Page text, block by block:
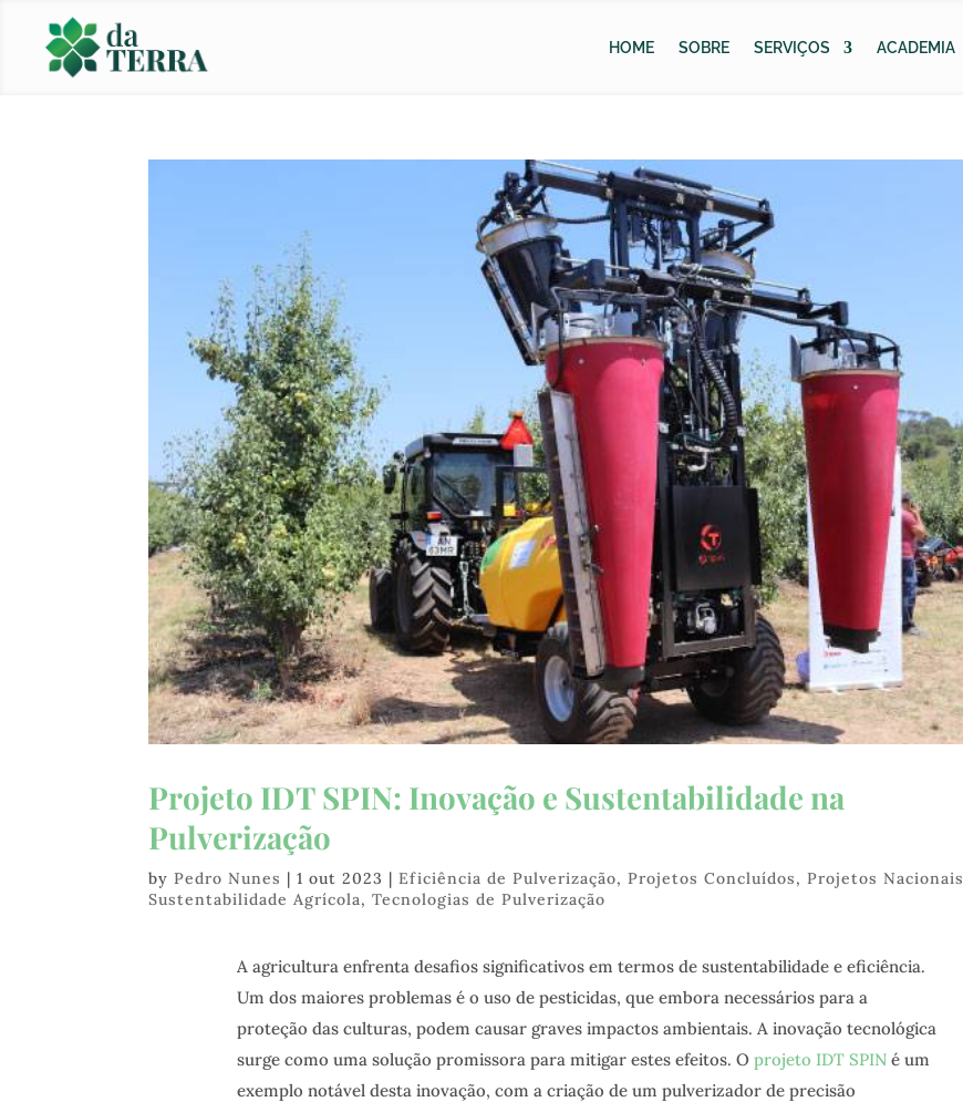
HOME SOBRE SERVIÇOS ACADEMIA
Projeto IDT SPIN: Inovação e Sustentabilidade na
Pulverização
byPedro Nunes |1 out 2023 |Eficiência de Pulverização,Projetos Concluídos,Projetos Nacionais
Sustentabilidade Agrícola,Tecnologias de Pulverização
A agricultura enfrenta desafios significativos em termos de sustentabilidade e eficiência.
Um dos maiores problemas é o uso de pesticidas, que embora necessários para a
proteção das culturas, podem causar graves impactos ambientais. A inovação tecnológica
surge como uma solução promissora para mitigar estes efeitos. O projeto IDT SPINé um
exemplo notável desta inovação, com a criação de um pulverizador de precisão